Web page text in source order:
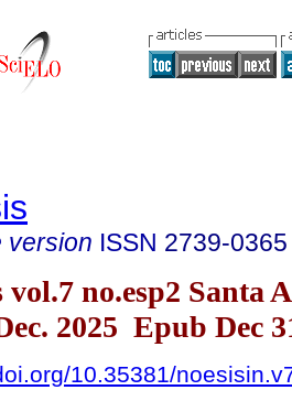
version ISSN 2739-0365
vol.7 no.esp2 Santa
2025 Epub Dec
10.35381/